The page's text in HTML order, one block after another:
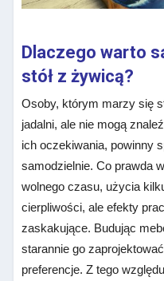
Dlaczego warto
stół z żywicą?
Osoby, którym marzy się
jadalni, ale nie mogą
ich oczekiwania, powinny
samodzielnie. Co prawda
wolnego czasu, użycia
cierpliwości, ale efekty
zaskakujące. Budując
starannie go
preferencje. Z tego